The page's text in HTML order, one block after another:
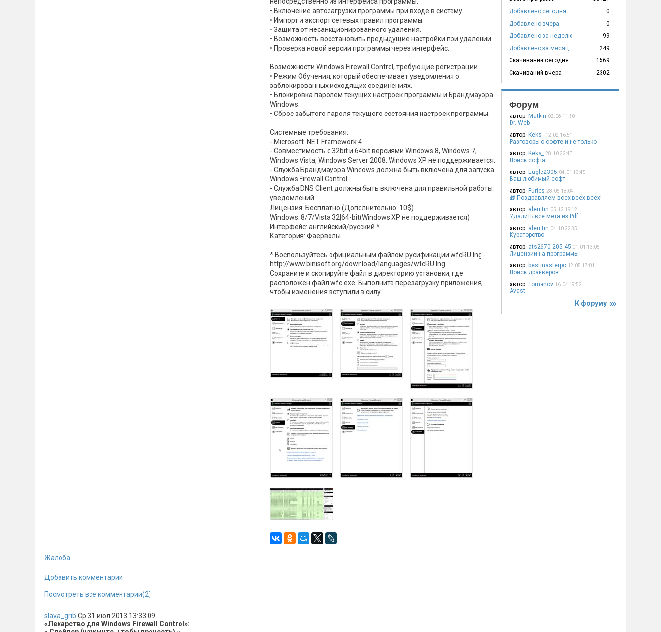
• Включение автозагрузки программы при входе в систему.
• Импорт и экспорт сетевых правил программы.
• Защита от несанкционированного удаления.
• Возможность восстановить предыдущие настройки при удалении.
• Проверка новой версии программы через интерфейс.
Возможности Windows Firewall Control, требующие регистрации
• Режим Обучения, который обеспечивает уведомления о
заблокированных исходящих соединениях.
• Блокировка паролем текущих настроек программы и Брандмауэра
Windows.
• Сброс забытого пароля текущего состояния настроек программы.
Системные требования:
- Microsoft .NET Framework 4.
- Совместимость с 32bit и 64bit версиями Windows 8, Windows 7,
Windows Vista, Windows Server 2008. Windows XP не поддерживается.
- Служба Брандмауэра Windows должна быть включена для запуска
Windows Firewall Control.
- Служба DNS Client должны быть включена для правильной работы
уведомлений.
Лицензия: Бесплатно (Дополнительно: 10$)
Windows: 8/7/Vista 32|64-bit(Windows XP не поддерживается)
Интерфейс: английский/русский *
Категория: Фаерволы
* Воспользуйтесь официальным файлом русификации wfcRU.lng -
http://www.binisoft.org/download/languages/wfcRU.lng
Сохраните и скопируйте файл в директорию установки, где
расположен файл wfc.exe. Выполните перезагрузку приложения,
чтобы изменения вступили в силу.
Жалоба
Добавить комментарий
Посмотреть все комментарии(2)
slava_grib Ср 31 июл 2013 13:33:09
«Лекарство для Windows Firewall Control»:
Добавлено сегодня
0
Добавлено вчера
0
Добавлено за неделю
99
Добавлено за месяц
249
Скачиваний сегодня
1569
Скачиваний вчера
2302
Форум
автор: Matkin 02.08 11:30
Dr. Web
автор: Keks_ 12.02 16:51
Разговоры о софте и не только
автор: Keks_ 28.10 22:47
Поиск софта
автор: Eagle2305 04.01 13:45
Ваш любимый софт
автор: Furios 28.05 18:04
🎁 Поздравляем всех-всех-всех!
автор: alemtin 05.12 19:12
Удалить все мета из Pdf
автор: alemtin 04.10 22:35
Кураторство
автор: ats2670-205-45 01.01 13:05
Лицензии на программы
автор: bestmasterpc 12.05 17:01
Поиск драйверов
автор: Tomanov 16.04 19:52
Avast
К форуму